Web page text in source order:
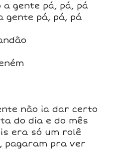
a gente pá, pá, pá
gente pá, pá, pá
não ia dar certo
do dia e do mês
era só um rolê
pagaram pra ver